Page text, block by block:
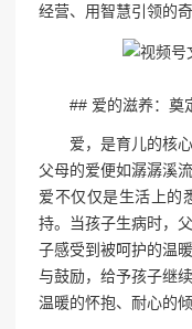
经营、用智慧引领的奇
## 爱的滋养：奠
爱，是育儿的核
父母的爱便如潺潺溪
爱不仅仅是生活上的
持。当孩子生病时，
子感受到被呵护的温
与鼓励，给予孩子继
温暖的怀抱、耐心的